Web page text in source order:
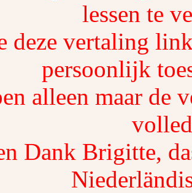
lessen te
deze vertaling
persoonlijk
alleen maar de
Dank Brigitte,